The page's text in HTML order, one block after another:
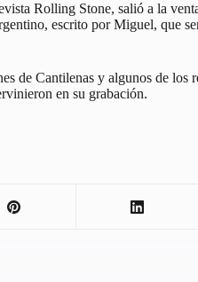
Rolling Stone, salió a la
escrito por Miguel, que
de Cantilenas y algunos de los
en su grabación.